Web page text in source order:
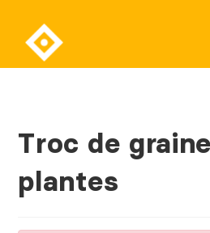
Troc de
plantes